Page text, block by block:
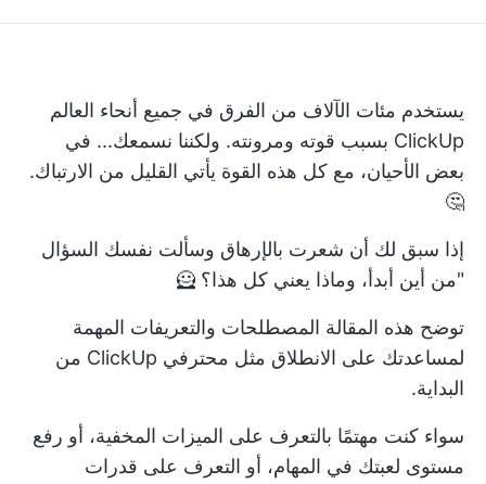
يستخدم مئات الآلاف من الفرق في جميع أنحاء العالم
ClickUp بسبب قوته ومرونته. ولكننا نسمعك... في
بعض الأحيان، مع كل هذه القوة يأتي القليل من الارتباك.
🤔
إذا سبق لك أن شعرت بالإرهاق وسألت نفسك السؤال
"من أين أبدأ، وماذا يعني كل هذا؟ 🦸
توضح هذه المقالة المصطلحات والتعريفات المهمة
لمساعدتك على الانطلاق مثل محترفي ClickUp من
البداية.
سواء كنت مهتمًا بالتعرف على الميزات المخفية، أو رفع
مستوى لعبتك في المهام، أو التعرف على قدرات